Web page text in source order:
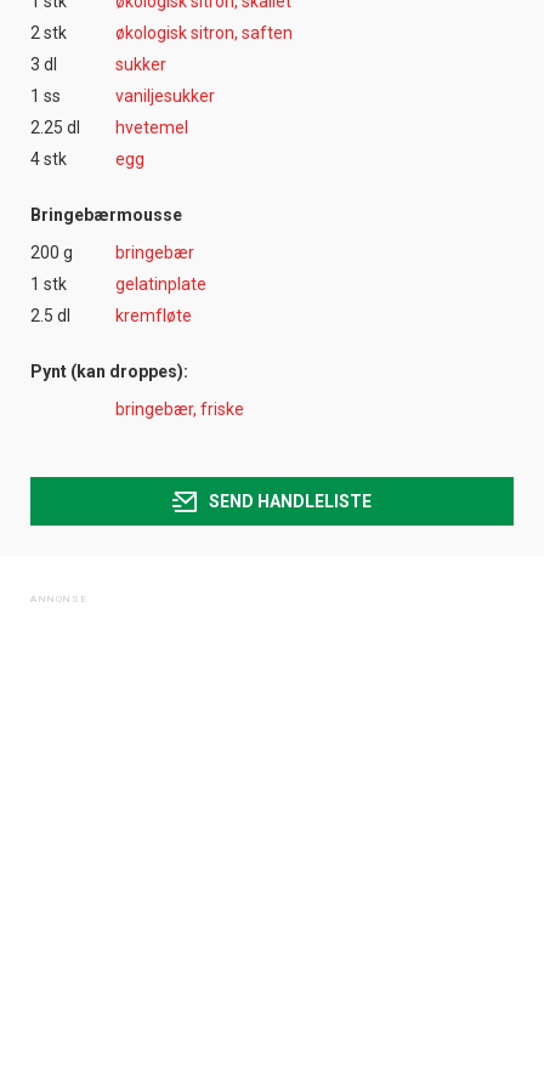
2 stk
økologisk sitron, saften
3 dl
sukker
1 ss
vaniljesukker
2.25 dl
hvetemel
4 stk
egg
Bringebærmousse
200 g
bringebær
1 stk
gelatinplate
2.5 dl
kremfløte
Pynt (kan droppes):
bringebær, friske
SEND HANDLELISTE